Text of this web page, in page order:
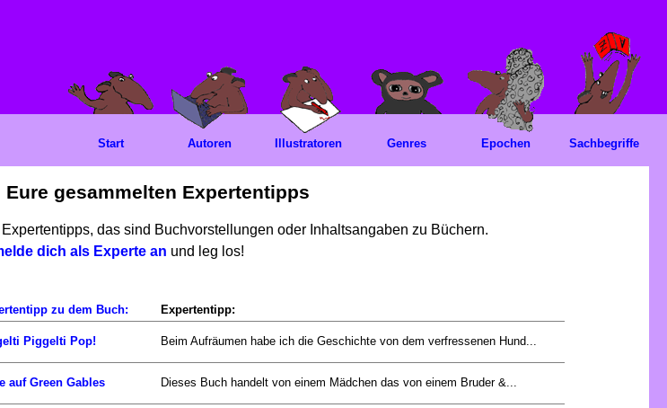
Eure gesammelten Expertentipps
das sind Buchvorstellungen oder Inhaltsangaben zu Büchern.
dich als Experte an und leg los!
zu dem Buch: Expertentipp:
Piggelti Pop! Beim Aufräumen habe ich die Geschichte von dem verfressenen Hund...
auf Green Gables Dieses Buch handelt von einem Mädchen das von einem Bruder &...
Start Autoren Illustratoren Genres Epochen Sachbegriffe